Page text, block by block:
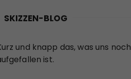
SKIZZEN-BLOG
und knapp das, was uns noch
ist.